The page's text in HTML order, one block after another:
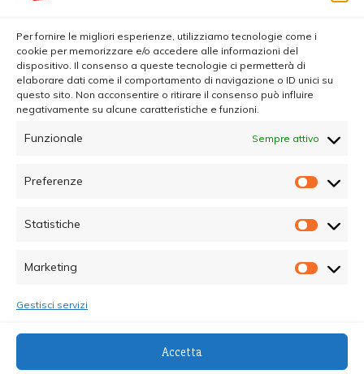
Per fornire le migliori esperienze, utilizziamo tecnologie come i
cookie per memorizzare e/o accedere alle informazioni del
dispositivo. Il consenso a queste tecnologie ci permetterà di
elaborare dati come il comportamento di navigazione o ID unici su
questo sito. Non acconsentire o ritirare il consenso può influire
negativamente su alcune caratteristiche e funzioni.
Funzionale Sempre attivo
Preferenze
Statistiche
Marketing
Gestisci servizi
Accetta
96015470825 - Testata Giornalistica online Registrata